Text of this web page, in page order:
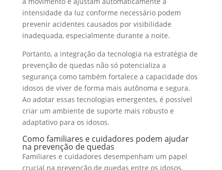
intensidade da luz conforme necessário podem
prevenir acidentes causados por visibilidade
inadequada, especialmente durante a noite.
Portanto, a integração da tecnologia na estratégia de
prevenção de quedas não só potencializa a
segurança como também fortalece a capacidade dos
idosos de viver de forma mais autônoma e segura.
Ao adotar essas tecnologias emergentes, é possível
criar um ambiente de suporte mais robusto e
adaptativo para os idosos.
Como familiares e cuidadores podem ajudar
na prevenção de quedas
Familiares e cuidadores desempenham um papel
crucial na prevenção de quedas entre os idosos,